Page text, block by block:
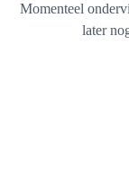
Momenteel
later